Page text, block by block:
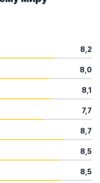
8,2
8,0
8,1
7,7
8,7
8,5
8,5